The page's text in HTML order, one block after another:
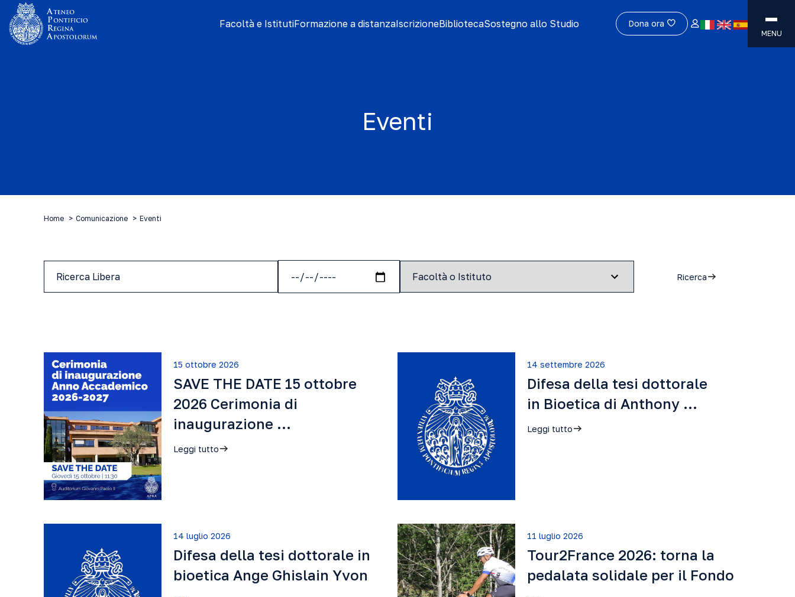
Facoltà e IstitutiFormazione a distanzaIscrizioneBibliotecaSostegno allo Studio Dona ora
MENU
Eventi
Home Comunicazione Eventi
Ricerca
15 ottobre 2026
SAVE THE DATE 15 ottobre
2026 Cerimonia di
inaugurazione …
Leggi tutto
14 settembre 2026
Difesa della tesi dottorale
in Bioetica di Anthony …
Leggi tutto
14 luglio 2026
Difesa della tesi dottorale in
bioetica Ange Ghislain Yvon
11 luglio 2026
Tour2France 2026: torna la
pedalata solidale per il Fondo